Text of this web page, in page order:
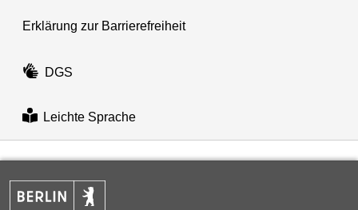
Erklärung zur Barrierefreiheit
DGS
Leichte Sprache